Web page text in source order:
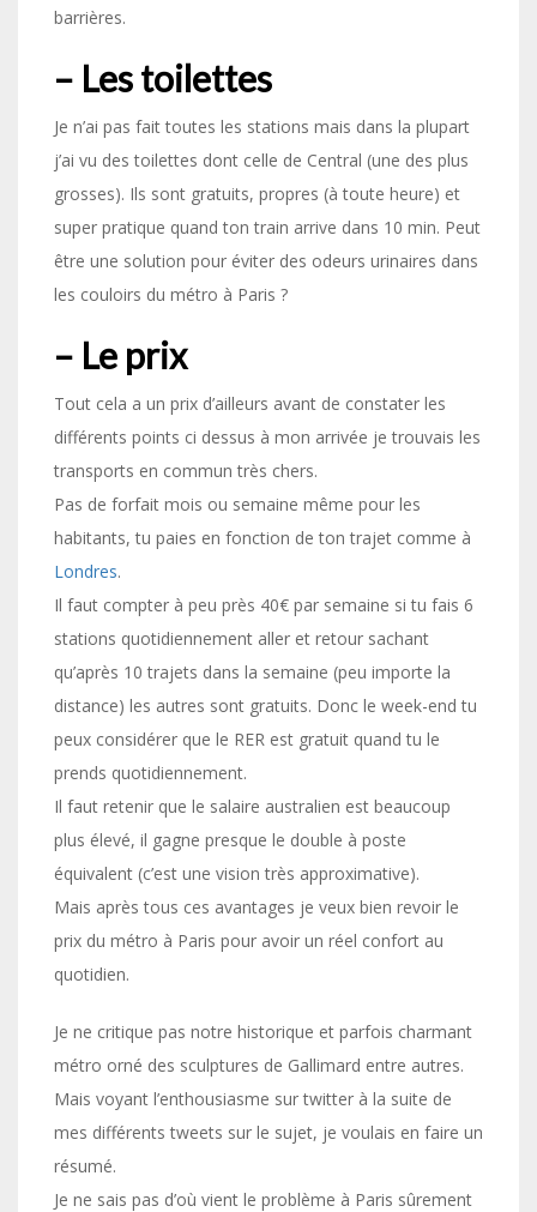
barrières.
– Les toilettes
Je n’ai pas fait toutes les stations mais dans la plupart
j’ai vu des toilettes dont celle de Central (une des plus
grosses). Ils sont gratuits, propres (à toute heure) et
super pratique quand ton train arrive dans 10 min. Peut
être une solution pour éviter des odeurs urinaires dans
les couloirs du métro à Paris ?
– Le prix
Tout cela a un prix d’ailleurs avant de constater les
différents points ci dessus à mon arrivée je trouvais les
transports en commun très chers.
Pas de forfait mois ou semaine même pour les
habitants, tu paies en fonction de ton trajet comme à
Londres.
Il faut compter à peu près 40€ par semaine si tu fais 6
stations quotidiennement aller et retour sachant
qu’après 10 trajets dans la semaine (peu importe la
distance) les autres sont gratuits. Donc le week-end tu
peux considérer que le RER est gratuit quand tu le
prends quotidiennement.
Il faut retenir que le salaire australien est beaucoup
plus élevé, il gagne presque le double à poste
équivalent (c’est une vision très approximative).
Mais après tous ces avantages je veux bien revoir le
prix du métro à Paris pour avoir un réel confort au
quotidien.
Je ne critique pas notre historique et parfois charmant
métro orné des sculptures de Gallimard entre autres.
Mais voyant l’enthousiasme sur twitter à la suite de
mes différents tweets sur le sujet, je voulais en faire un
résumé.
Je ne sais pas d’où vient le problème à Paris sûrement